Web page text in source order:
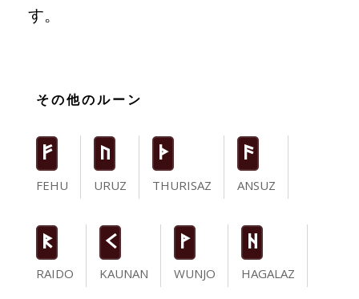
す。
その他のルーン
F
FEHU
U
URUZ
T
THURISAZ
a
ANSUZ
R
RAIDO
K
KAUNAN
W
WUNJO
H
HAGALAZ